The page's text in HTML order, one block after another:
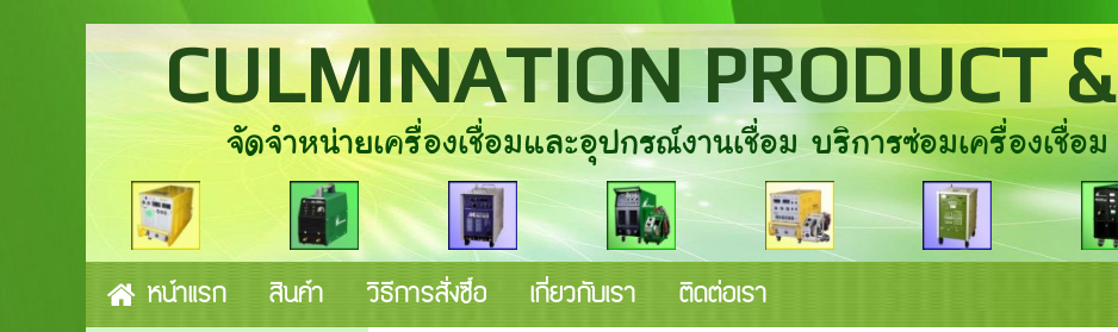
CULMINATION PRODUCT
จัดจำหน่ายเครื่องเชื่อมและอุปกรณ์งานเชื่อม บริการซ่อมเครื่องเชื่อ
หน้าแรก สินค้า วิธีการสั่งซื้อ เกี่ยวกับเรา ติดต่อเรา